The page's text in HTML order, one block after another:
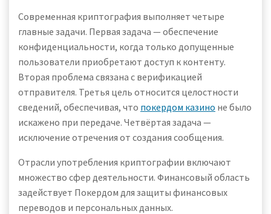
Современная криптография выполняет четыре
главные задачи. Первая задача — обеспечение
конфиденциальности, когда только допущенные
пользователи приобретают доступ к контенту.
Вторая проблема связана с верификацией
отправителя. Третья цель относится целостности
сведений, обеспечивая, что покердом казино не было
искажено при передаче. Четвёртая задача —
исключение отречения от создания сообщения.
Отрасли употребления криптографии включают
множество сфер деятельности. Финансовый область
задействует Покердом для защиты финансовых
переводов и персональных данных.